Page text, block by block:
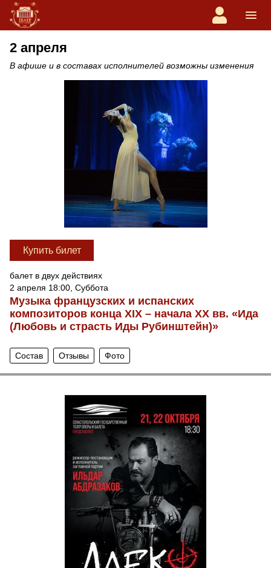
2 апреля
В афише и в составах исполнителей возможны изменения
Купить билет
балет в двух действиях
2 апреля 18:00, Суббота
Музыка французских и испанских
композиторов конца XIX – начала XX вв. «Ида
(Любовь и страсть Иды Рубинштейн)»
Состав Отзывы Фото